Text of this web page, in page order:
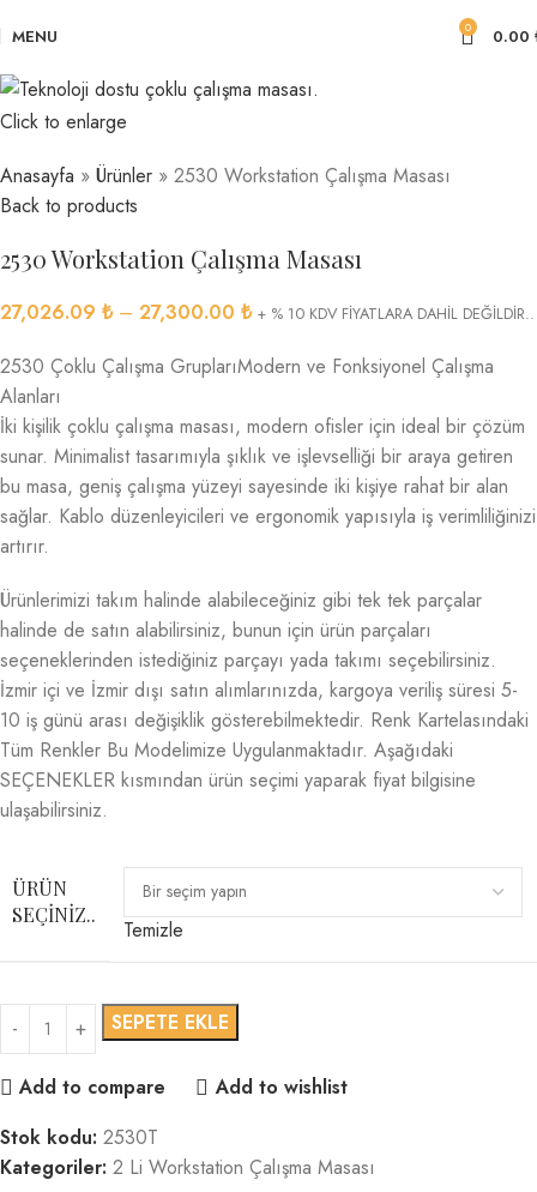
MENU 0 0.00
Click to enlarge
Anasayfa » Ürünler » 2530 Workstation Çalışma Masası
Back to products
2530 Workstation Çalışma Masası
27,026.09 ₺ – 27,300.00 ₺ + % 10 KDV FİYATLARA DAHİL DEĞİLDİR..
2530 Çoklu Çalışma GruplarıModern ve Fonksiyonel Çalışma
Alanları
İki kişilik çoklu çalışma masası, modern ofisler için ideal bir çözüm
sunar. Minimalist tasarımıyla şıklık ve işlevselliği bir araya getiren
bu masa, geniş çalışma yüzeyi sayesinde iki kişiye rahat bir alan
sağlar. Kablo düzenleyicileri ve ergonomik yapısıyla iş verimliliğinizi
artırır.
Ürünlerimizi takım halinde alabileceğiniz gibi tek tek parçalar
halinde de satın alabilirsiniz, bunun için ürün parçaları
seçeneklerinden istediğiniz parçayı yada takımı seçebilirsiniz.
İzmir içi ve İzmir dışı satın alımlarınızda, kargoya veriliş süresi 5-
10 iş günü arası değişiklik gösterebilmektedir. Renk Kartelasındaki
Tüm Renkler Bu Modelimize Uygulanmaktadır. Aşağıdaki
SEÇENEKLER kısmından ürün seçimi yaparak fiyat bilgisine
ulaşabilirsiniz.
ÜRÜN
SEÇINIZ..
Temizle
SEPETE EKLE
Add to compare
Add to wishlist
Stok kodu: 2530T
Kategoriler: 2 Li Workstation Çalışma Masası